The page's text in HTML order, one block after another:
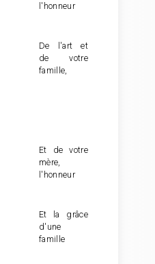
l'honneur
De l'art et
de votre
famille,
Et de votre
mère,
l'honneur
Et la grâce
d'une
famille